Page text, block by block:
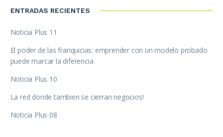
ENTRADAS RECIENTES
Noticia Plus 11
El poder de las franquicias: emprender con un modelo probado
puede marcar la diferencia
Noticia Plus 10
La red donde tambien se cierran negocios!
Noticia Plus 08